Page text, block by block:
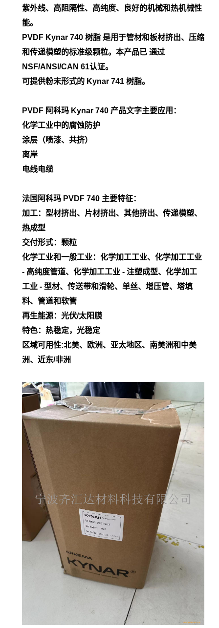
紫外线、高阻隔性、高纯度、良好的机械和热机械性
能。
PVDF Kynar 740 树脂 是用于管材和板材挤出、压缩
和传递模塑的标准级颗粒。本产品已 通过
NSF/ANSI/CAN 61认证。
可提供粉末形式的 Kynar 741 树脂。
PVDF 阿科玛 Kynar 740 产品文字主要应用：
化学工业中的腐蚀防护
涂层（喷漆、共挤）
离岸
电线电缆
法国阿科玛 PVDF 740 主要特征：
加工：型材挤出、片材挤出、其他挤出、传递模塑、
热成型
交付形式：颗粒
化学工业和一般工业：化学加工工业、化学加工工业
- 高纯度管道、化学加工工业 - 注塑成型、化学加工
工业 - 型材、传送带和滑轮、单丝、增压管、塔填
料、管道和软管
再生能源：光伏/太阳膜
特色：热稳定，光稳定
区域可用性:北美、欧洲、亚太地区、南美洲和中美
洲、近东/非洲